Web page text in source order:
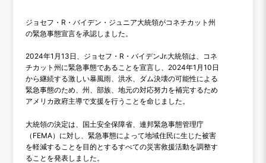
ジョセフ・R・バイデン・ジュニア大統領がコネチカット州
の緊急事態宣言を承認しました。
2024年1月13日、ジョセフ・R・バイデンJr.大統領は、コネ
チカット州に緊急事態であることを宣言し、2024年1月10日
から継続する激しい暴風雨、洪水、ダム決壊の可能性による
緊急事態のため、州、部族、地元の対応努力を補完するため
アメリカ政府主導で支援を行うことを命じました。
大統領の決定は、国土安全保障省、連邦緊急事態管理庁
（FEMA）に対し、緊急事態によって地域住民に生じた被害
を軽減することを目的とするすべての災害救援活動を調整す
ることを発表しました。